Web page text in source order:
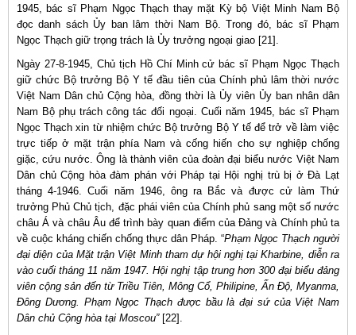
1945, bác sĩ Phạm Ngọc Thạch thay mặt Kỳ bộ Việt Minh Nam Bộ
đọc danh sách Ủy ban lâm thời Nam Bộ. Trong đó, bác sĩ Phạm
Ngọc Thạch giữ trọng trách là Ủy trưởng ngoại giao [21].
Ngày 27-8-1945, Chủ tịch Hồ Chí Minh cử bác sĩ Phạm Ngọc Thạch
giữ chức Bộ trưởng Bộ Y tế đầu tiên của Chính phủ lâm thời nước
Việt Nam Dân chủ Cộng hòa, đồng thời là Ủy viên Ủy ban nhân dân
Nam Bộ phụ trách công tác đối ngoại. Cuối năm 1945, bác sĩ Phạm
Ngọc Thạch xin từ nhiệm chức Bộ trưởng Bộ Y tế để trở về làm việc
trực tiếp ở mặt trận phía Nam và cống hiến cho sự nghiệp chống
giặc, cứu nước. Ông là thành viên của đoàn đại biểu nước Việt Nam
Dân chủ Cộng hòa đàm phán với Pháp tại Hội nghị trù bị ở Đà Lạt
tháng 4-1946. Cuối năm 1946, ông ra Bắc và được cử làm Thứ
trưởng Phủ Chủ tịch, đặc phái viên của Chính phủ sang một số nước
châu Á và châu Âu để trình bày quan điểm của Đảng và Chính phủ ta
về cuộc kháng chiến chống thực dân Pháp. “Phạm Ngọc Thạch người
đại diện của Mặt trận Việt Minh tham dự hội nghị tại Kharbine, diễn ra
vào cuối tháng 11 năm 1947. Hội nghị tập trung hơn 300 đại biểu đảng
viên cộng sản đến từ Triều Tiên, Mông Cổ, Philipine, Ấn Độ, Myanma,
Đông Dương. Phạm Ngọc Thạch được bầu là đại sứ của Việt Nam
Dân chủ Cộng hòa tại Moscou” [22].